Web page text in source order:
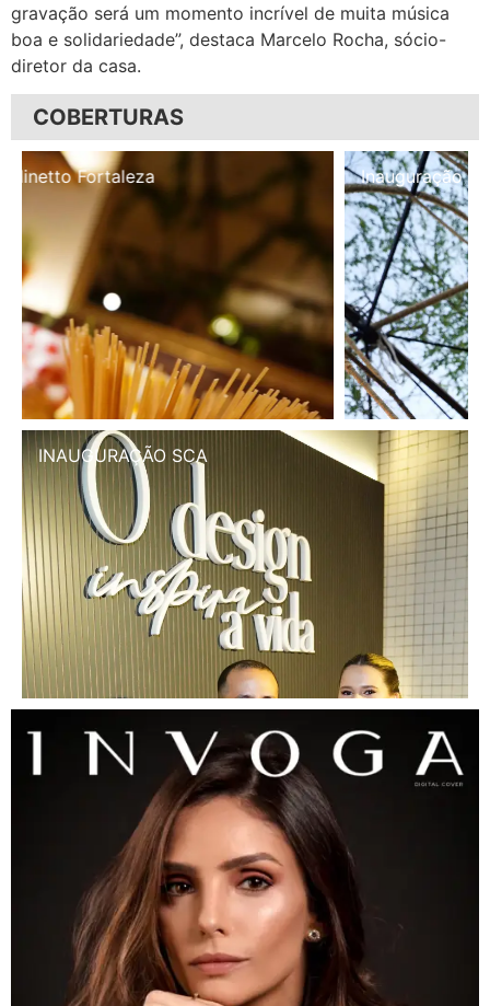
gravação será um momento incrível de muita música
boa e solidariedade”, destaca Marcelo Rocha, sócio-
diretor da casa.
COBERTURAS
Inauguração Illa Café
INAUGURAÇÃO SCA